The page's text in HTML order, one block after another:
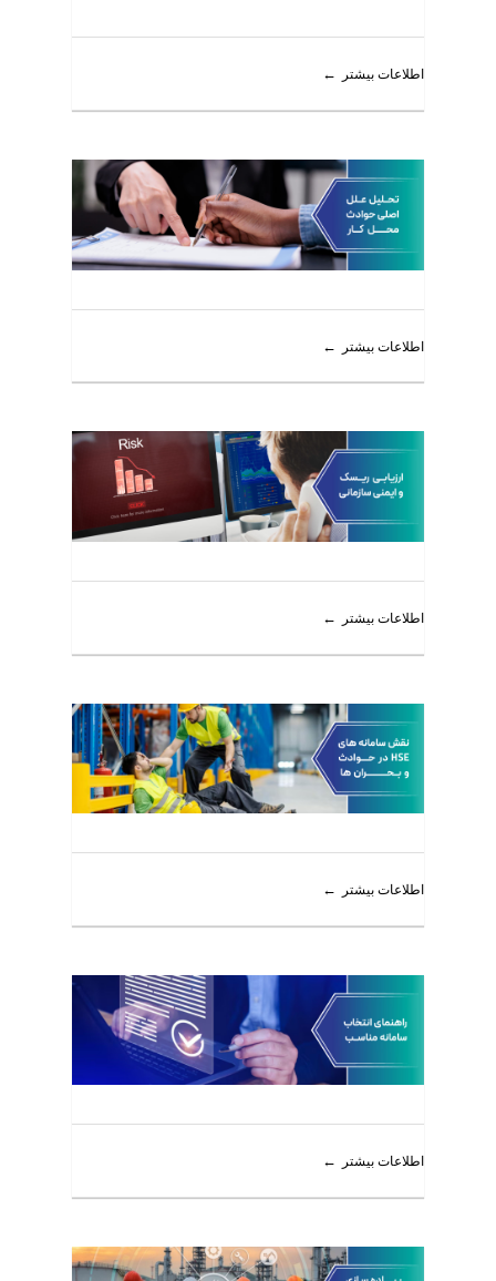
اطلاعات بیشتر
اطلاعات بیشتر
اطلاعات بیشتر
اطلاعات بیشتر
اطلاعات بیشتر